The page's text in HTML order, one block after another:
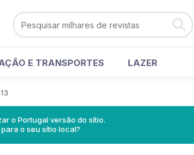
E TRANSPORTES LAZER
o Portugal versão do sítio.
o seu sítio local?